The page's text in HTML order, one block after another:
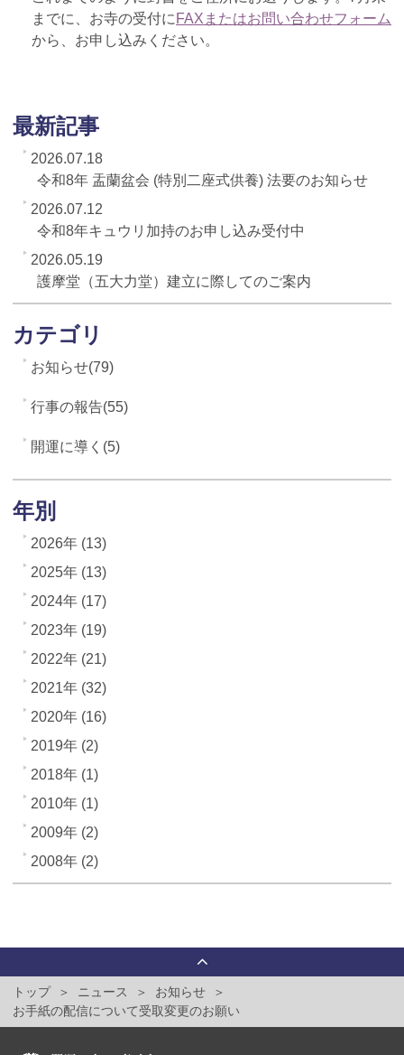
までに、お寺の受付に FAXまたはお問い合わせフォーム
から、お申し込みください。
最新記事
2026.07.18
令和8年 盂蘭盆会 (特別二座式供養) 法要のお知らせ
2026.07.12
令和8年キュウリ加持のお申し込み受付中
2026.05.19
護摩堂（五大力堂）建立に際してのご案内
カテゴリ
お知らせ(79)
行事の報告(55)
開運に導く(5)
年別
2026年 (13)
2025年 (13)
2024年 (17)
2023年 (19)
2022年 (21)
2021年 (32)
2020年 (16)
2019年 (2)
2018年 (1)
2010年 (1)
2009年 (2)
2008年 (2)
トップ ニュース
お知らせ
お手紙の配信について受取変更のお願い